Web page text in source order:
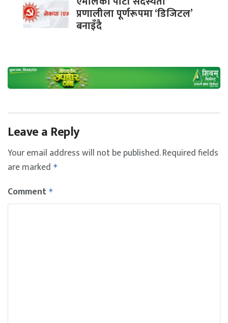
प्रणालीला पूर्णरूपमा ‘डिजिटल’
बनाइँदै
Leave a Reply
Your email address will not be published.Required fields
are marked *
Comment *